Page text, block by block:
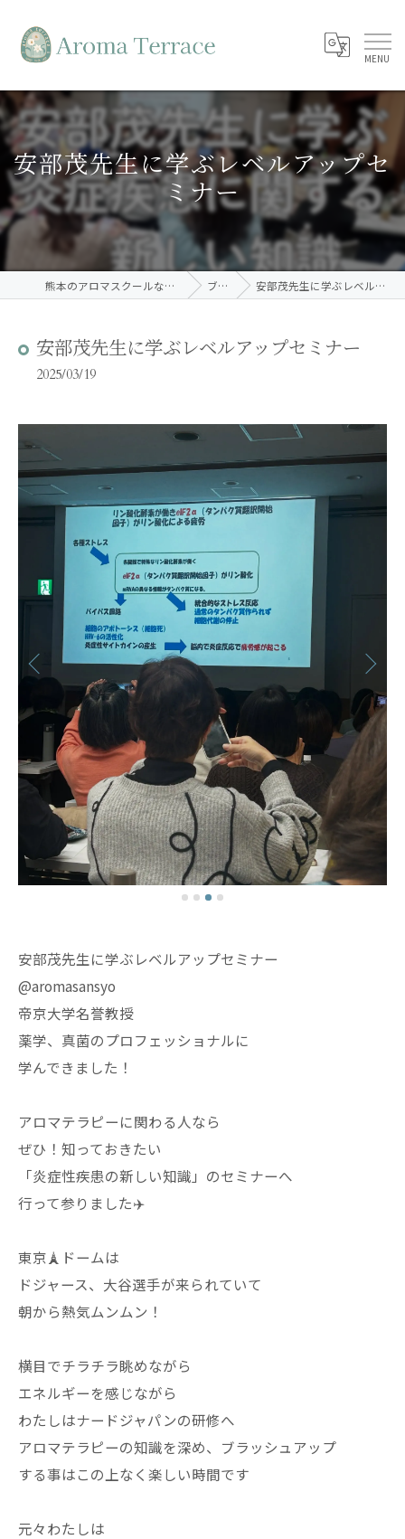
安部茂先生に学ぶレベルアップセ
ミナー
熊本のアロマスクールならAroma Terrace ブログ 安部茂先生に学ぶレベルアップセミナー
安部茂先生に学ぶレベルアップセミナー
2025/03/19
安部茂先生に学ぶレベルアップセミナー
@aromasansyo
帝京大学名誉教授
薬学、真菌のプロフェッショナルに
学んできました！
アロマテラピーに関わる人なら
ぜひ！知っておきたい
「炎症性疾患の新しい知識」のセミナーへ
行って参りました✈️
東京🗼ドームは
ドジャース、大谷選手が来られていて
朝から熱気ムンムン！
横目でチラチラ眺めながら
エネルギーを感じながら
わたしはナードジャパンの研修へ
アロマテラピーの知識を深め、ブラッシュアップ
する事はこの上なく楽しい時間です
元々わたしは